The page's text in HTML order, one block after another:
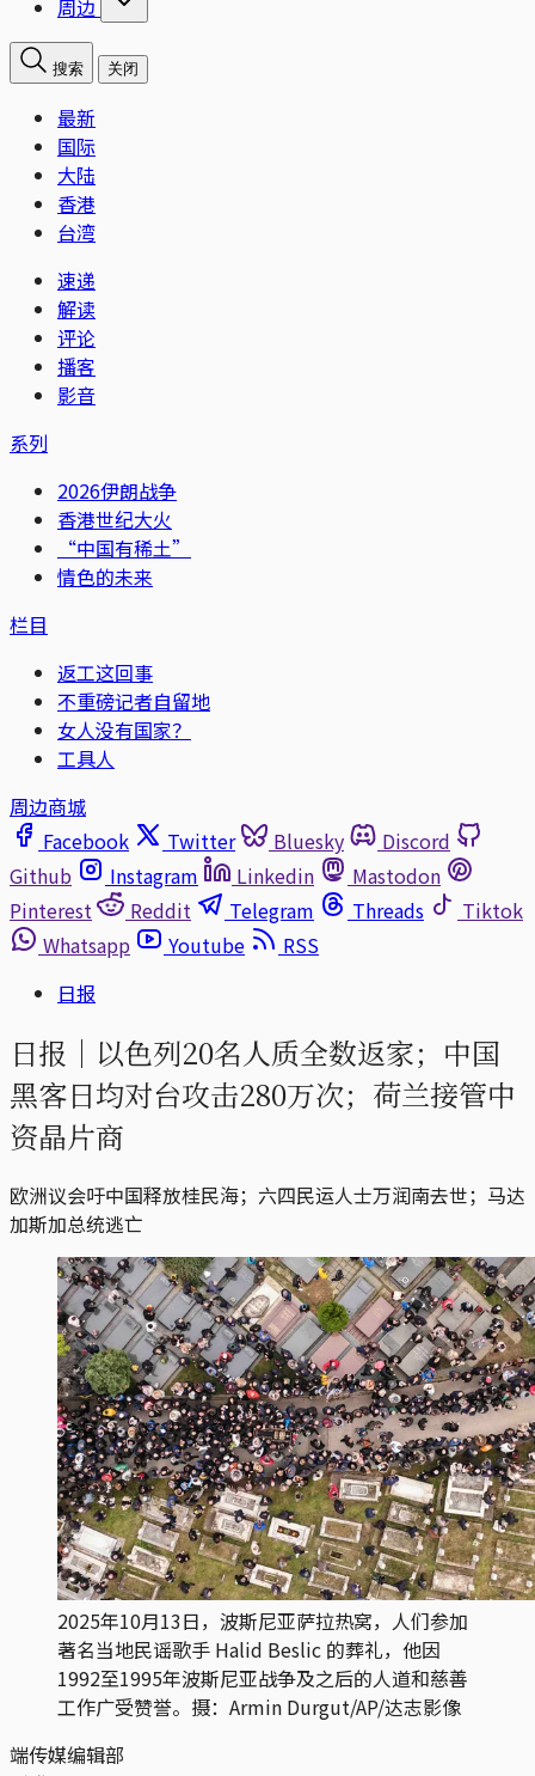
周边
搜索 关闭
最新
国际
大陆
香港
台湾
速递
解读
评论
播客
影音
系列
2026伊朗战争
香港世纪大火
“中国有稀土”
情色的未来
栏目
返工这回事
不重磅记者自留地
女人没有国家？
工具人
周边商城
Facebook
Twitter Bluesky
Discord
Github
Instagram Linkedin
Mastodon
Pinterest
Reddit Telegram Threads
Tiktok
Whatsapp
Youtube
RSS
日报
日报｜以色列20名人质全数返家；中国
黑客日均对台攻击280万次；荷兰接管中
资晶片商
欧洲议会吁中国释放桂民海；六四民运人士万润南去世；马达
加斯加总统逃亡
2025年10月13日，波斯尼亚萨拉热窝，人们参加
著名当地民谣歌手 Halid Beslic 的葬礼，他因
1992至1995年波斯尼亚战争及之后的人道和慈善
工作广受赞誉。摄：Armin Durgut/AP/达志影像
端传媒编辑部